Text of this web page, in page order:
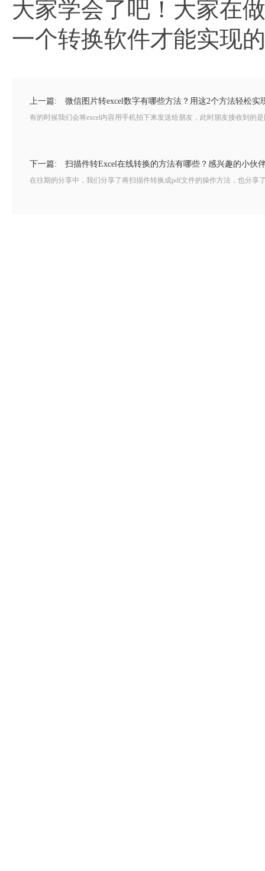
大家学会了吧！大家在
一个转换软件才能实现
上一篇: 微信图片转excel数字有哪些方法？用这2个方法轻松实
有的时候我们会将excel内容用手机拍下来发送给朋友，此时朋友接收到的
下一篇: 扫描件转Excel在线转换的方法有哪些？感兴趣的小伙
在往期的分享中，我们分享了将扫描件转换成pdf文件的操作方法，也分享